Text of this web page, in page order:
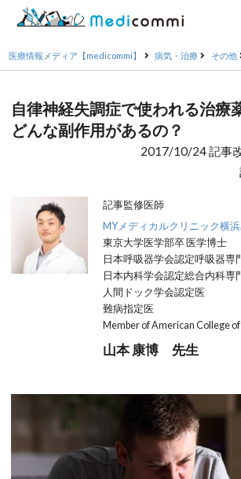
医療情報メディア【medicommi】 病気・治療 その他
自律神経失調症で使われる治療
どんな副作用があるの？
2017/10/24 記事
記事監修医師
MYメディカルクリニック横
東京大学医学部卒 医学博士
日本呼吸器学会認定呼吸器専
日本内科学会認定総合内科専
人間ドック学会認定医
難病指定医
Member of American College
山本 康博 先生